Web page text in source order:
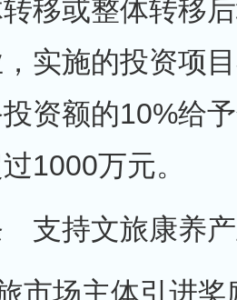
移或整体转移
实施的投资项
资额的10%给
1000万元。
持文旅康养
场主体引进奖